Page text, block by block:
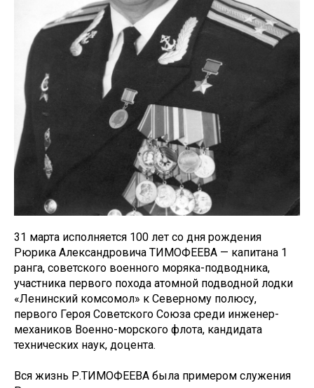
31 марта исполняется 100 лет со дня рождения
Рюрика Александровича ТИМОФЕЕВА — капитана 1
ранга, советского военного моряка-подводника,
участника первого похода атомной подводной лодки
«Ленинский комсомол» к Северному полюсу,
первого Героя Советского Союза среди инженер-
механиков Военно-морского флота, кандидата
технических наук, доцента.
Вся жизнь Р.ТИМОФЕЕВА была примером служения